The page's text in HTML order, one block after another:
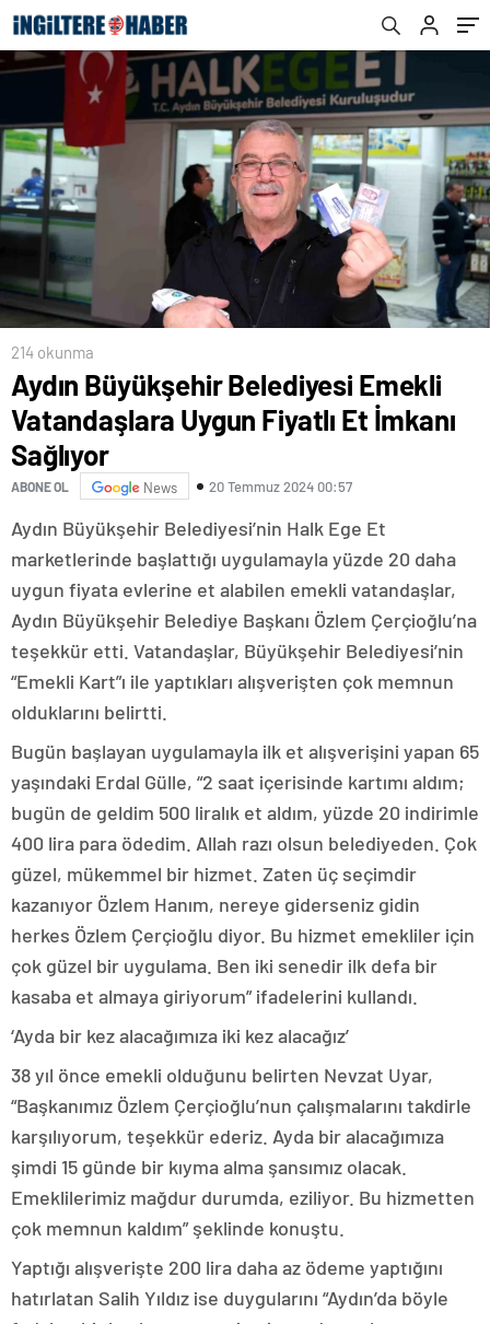
Sağlıyor
214 okunma
Aydın Büyükşehir Belediyesi Emekli
Vatandaşlara Uygun Fiyatlı Et İmkanı
Sağlıyor
ABONE OL News 20 Temmuz 2024 00:57
Aydın Büyükşehir Belediyesi’nin Halk Ege Et
marketlerinde başlattığı uygulamayla yüzde 20 daha
uygun fiyata evlerine et alabilen emekli vatandaşlar,
Aydın Büyükşehir Belediye Başkanı Özlem Çerçioğlu’na
teşekkür etti. Vatandaşlar, Büyükşehir Belediyesi’nin
“Emekli Kart”ı ile yaptıkları alışverişten çok memnun
olduklarını belirtti.
Bugün başlayan uygulamayla ilk et alışverişini yapan 65
yaşındaki Erdal Gülle, “2 saat içerisinde kartımı aldım;
bugün de geldim 500 liralık et aldım, yüzde 20 indirimle
400 lira para ödedim. Allah razı olsun belediyeden. Çok
güzel, mükemmel bir hizmet. Zaten üç seçimdir
kazanıyor Özlem Hanım, nereye giderseniz gidin
herkes Özlem Çerçioğlu diyor. Bu hizmet emekliler için
çok güzel bir uygulama. Ben iki senedir ilk defa bir
kasaba et almaya giriyorum” ifadelerini kullandı.
‘Ayda bir kez alacağımıza iki kez alacağız’
38 yıl önce emekli olduğunu belirten Nevzat Uyar,
“Başkanımız Özlem Çerçioğlu’nun çalışmalarını takdirle
karşılıyorum, teşekkür ederiz. Ayda bir alacağımıza
şimdi 15 günde bir kıyma alma şansımız olacak.
Emeklilerimiz mağdur durumda, eziliyor. Bu hizmetten
çok memnun kaldım” şeklinde konuştu.
Yaptığı alışverişte 200 lira daha az ödeme yaptığını
hatırlatan Salih Yıldız ise duygularını “Aydın’da böyle